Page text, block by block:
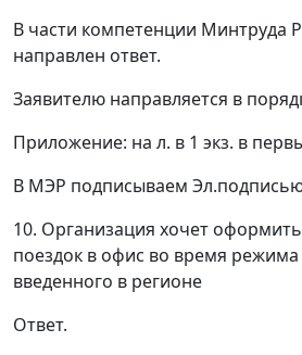
В части компетенции Минтруда
направлен ответ.
Заявителю направляется в
Приложение: на л. в 1 экз. в
В МЭР подписываем
10. Организация хочет
поездок в офис во время
введенного в регионе
Ответ.